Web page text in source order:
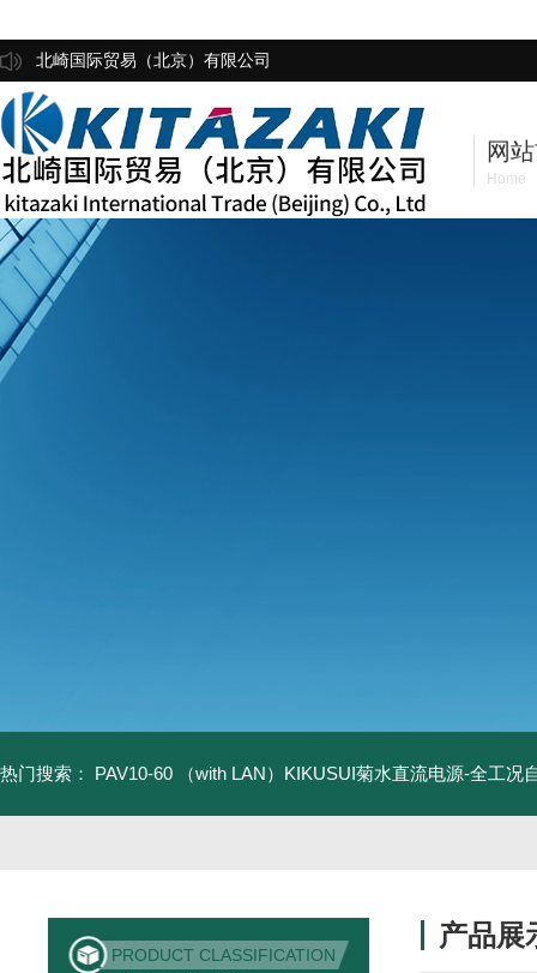
北崎国际贸易（北京）有限公司
网
Home
热门搜索： PAV10-60 （with LAN）KIKUSUI菊水直流电源-全工况
PRODUCT CLASSIFICATION
产品展